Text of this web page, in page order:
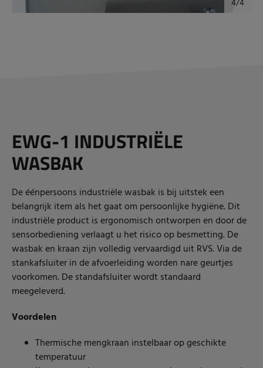
EWG-1 INDUSTRIËLE
WASBAK
De éénpersoons industriële wasbak is bij uitstek een
belangrijk item als het gaat om persoonlijke hygiëne. Dit
industriële product is ergonomisch ontworpen en door de
sensorbediening verlaagt u het risico op besmetting. De
wasbak en kraan zijn volledig vervaardigd uit RVS.Via de
stankafsluiter in de afvoerleiding worden nare geurtjes
voorkomen. De standafsluiter wordt standaard
meegeleverd.
Voordelen
Thermische mengkraan instelbaar op geschikte
temperatuur